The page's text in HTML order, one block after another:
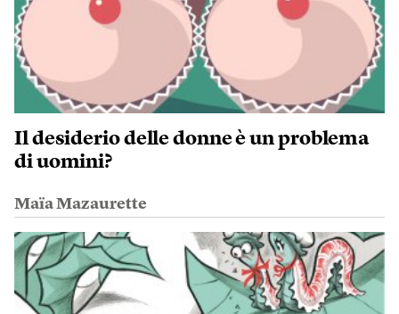
Il desiderio delle donne è un problema
di uomini?
Maïa Mazaurette